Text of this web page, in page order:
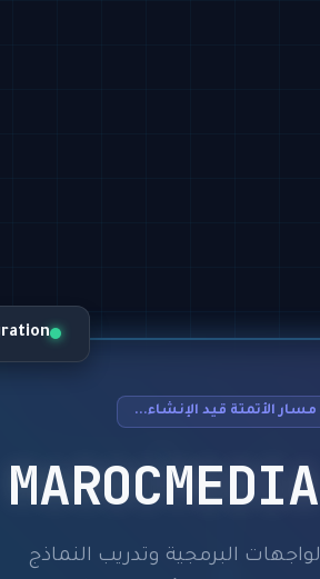
مسار الأتمتة قيد الإنشاء...
البرمجية وتدريب النماذج